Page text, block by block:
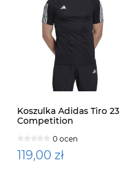
Koszulka Adidas Tiro 23
Competition
0 ocen
119,00 zł